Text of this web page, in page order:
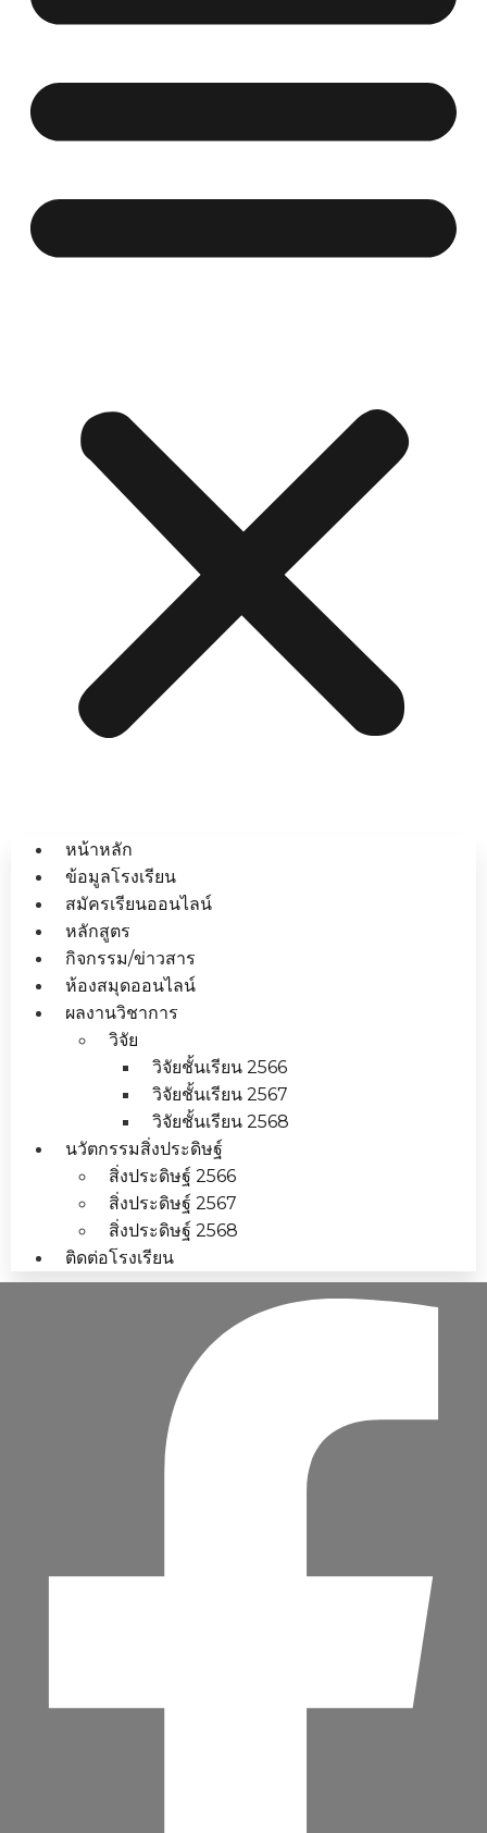
หน้าหลัก
ข้อมูลโรงเรียน
สมัครเรียนออนไลน์
หลักสูตร
กิจกรรม/ข่าวสาร
ห้องสมุดออนไลน์
ผลงานวิชาการ
วิจัย
วิจัยชั้นเรียน 2566
วิจัยชั้นเรียน 2567
วิจัยชั้นเรียน 2568
นวัตกรรมสิ่งประดิษฐ์
สิ่งประดิษฐ์ 2566
สิ่งประดิษฐ์ 2567
สิ่งประดิษฐ์ 2568
ติดต่อโรงเรียน